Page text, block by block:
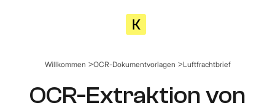
Willkommen OCR-Dokumentvorlagen Luftfrachtbrief
OCR-Extraktion von